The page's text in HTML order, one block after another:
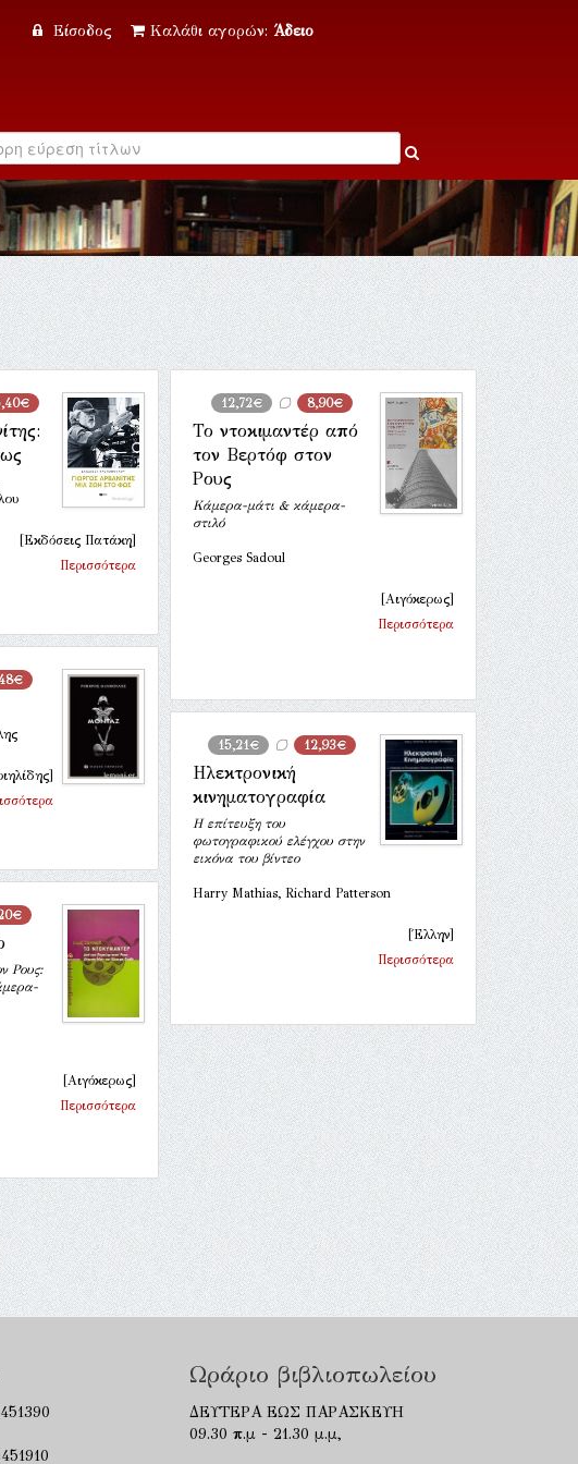
Είσοδος Καλάθι αγορών: Άδειο
[Εκδόσεις Πατάκη]
Περισσότερα
12,72€ 8,90€
Το ντοκιμαντέρ από
τον Βερτόφ στον
Ρους
Κάμερα-μάτι & κάμερα-
στιλό
Georges Sadoul
[Αιγόκερως]
Περισσότερα
15,21€ 12,93€
Ηλεκτρονική
κινηματογραφία
Η επίτευξη του
φωτογραφικού ελέγχου στην
εικόνα του βίντεο
Harry Mathias, Richard Patterson
[Έλλην]
Περισσότερα
Ρους:
[Αιγόκερως]
Περισσότερα
Ωράριο βιβλιοπωλείου
ΔΕΥΤΕΡΑ ΕΩΣ ΠΑΡΑΣΚΕΥΗ
09.30 π.μ - 21.30 μ.μ,